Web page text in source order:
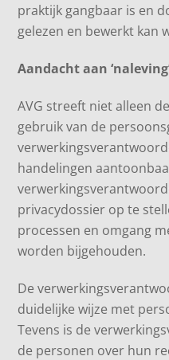
praktijk gangbaar is en
gelezen en bewerkt kan
Aandacht aan
AVG streeft niet alleen
gebruik van de
handelingen
privacydossier op te
processen en omgang
worden bijgehouden.
De
duidelijke wijze met
Tevens is de
de personen over hun